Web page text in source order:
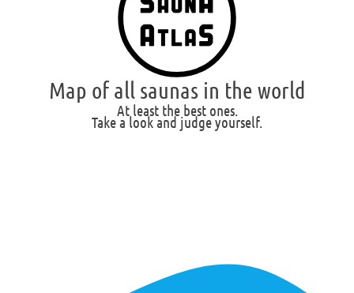
Map of all saunas in the world
At least the best ones.
Take a look and judge yourself.